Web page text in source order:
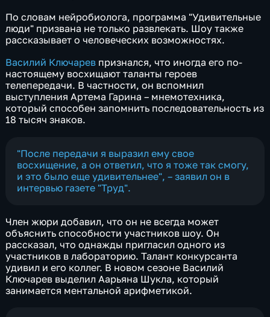
По словам нейробиолога, программа "Удивительные
люди" призвана не только развлекать. Шоу также
рассказывает о человеческих возможностях.
Василий Ключарев признался, что иногда его по-
настоящему восхищают таланты героев
телепередачи. В частности, он вспомнил
выступления Артема Гарина – мнемотехника,
который способен запомнить последовательность из
18 тысяч знаков.
"После передачи я выразил ему свое
восхищение, а он ответил, что я тоже так смогу,
и это было еще удивительнее", – заявил он в
интервью газете "Труд".
Член жюри добавил, что он не всегда может
объяснить способности участников шоу. Он
рассказал, что однажды пригласил одного из
участников в лабораторию. Талант конкурсанта
удивил и его коллег. В новом сезоне Василий
Ключарев выделил Аарьяна Шукла, который
занимается ментальной арифметикой.